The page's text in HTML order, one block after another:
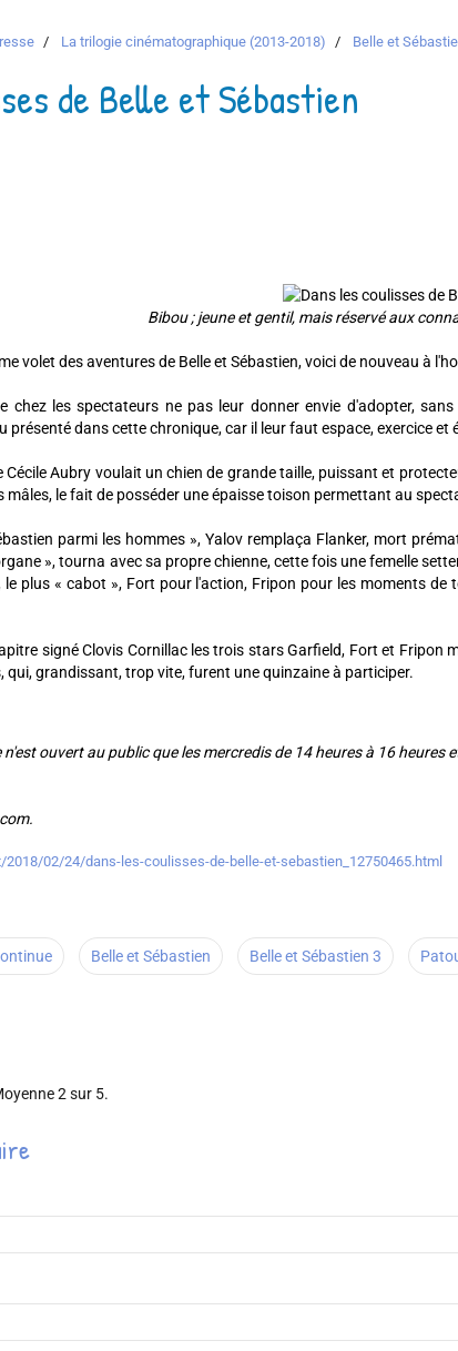
La trilogie cinématographique (2013-2018) Belle et
de Belle et Sébastien
Bibou ; jeune et gentil, mais réservé aux
volet des aventures de Belle et Sébastien, voici de nouveau à
chez les spectateurs ne pas leur donner envie d'adopter,
présenté dans cette chronique, car il leur faut espace, exercice et
Cécile Aubry voulait un chien de grande taille, puissant et
le fait de posséder une épaisse toison permettant au
parmi les hommes », Yalov remplaça Flanker, mort
», tourna avec sa propre chienne, cette fois une femelle
le plus « cabot », Fort pour l'action, Fripon pour les moments
signé Clovis Cornillac les trois stars Garfield, Fort et
qui, grandissant, trop vite, furent une quinzaine à participer.
ouvert au public que les mercredis de 14 heures à 16
02/24/dans-les-coulisses-de-belle-et-sebastien_12750465.html
Belle et Sébastien Belle et Sébastien 3
2sur 5.